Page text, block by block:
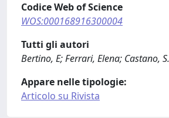
Codice Web of Science
WOS:000168916300004
Tutti gli autori
Bertino, E; Ferrari, Elena; Castano, S.
Appare nelle tipologie:
Articolo su Rivista